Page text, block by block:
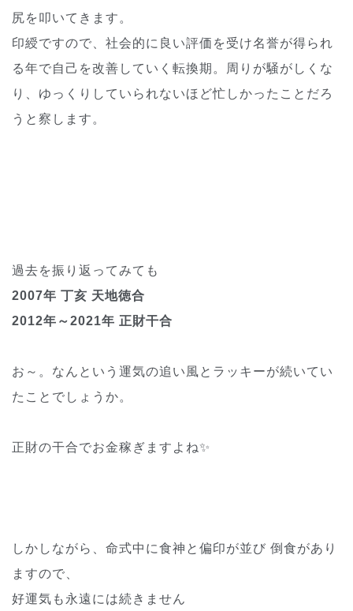
尻を叩いてきます。
印綬ですので、社会的に良い評価を受け名誉が得られ
る年で自己を改善していく転換期。周りが騒がしくな
り、ゆっくりしていられないほど忙しかったことだろ
うと察します。
過去を振り返ってみても
2007年 丁亥 天地徳合
2012年～2021年 正財干合
お～。なんという運気の追い風とラッキーが続いてい
たことでしょうか。
正財の干合でお金稼ぎますよね✨
しかしながら、命式中に食神と偏印が並び 倒食があり
ますので、
好運気も永遠には続きません